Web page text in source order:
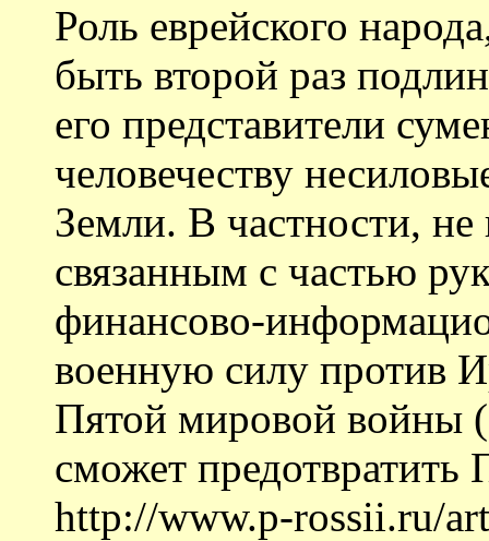
Роль еврейского
быть второй раз
его представители
человечеству
Земли. В частности,
связанным с частью
финансово-
военную силу против
Пятой мировой войны
сможет
http://www.p-rossii.ru/